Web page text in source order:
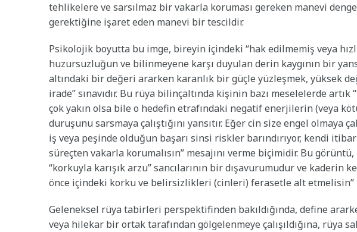
tehlikelere ve sarsılmaz bir vakarla koruması gereken manevi
gerektiğine işaret eden manevi bir tescildir.
Psikolojik boyutta bu imge, bireyin içindeki “hak edilmemiş veya
huzursuzluğun ve bilinmeyene karşı duyulan derin kaygının bir
altındaki bir değeri ararken karanlık bir güçle yüzleşmek, yüksek
irade” sınavıdır. Bu rüya bilinçaltında kişinin bazı meselelerde
çok yakın olsa bile o hedefin etrafındaki negatif enerjilerin (veya
duruşunu sarsmaya çalıştığını yansıtır. Eğer cin size engel olmaya
iş veya peşinde olduğun başarı sinsi riskler barındırıyor, kendi
süreçten vakarla korumalısın” mesajını verme biçimidir. Bu
“korkuyla karışık arzu” sancılarının bir dışavurumudur ve kaderin
önce içindeki korku ve belirsizlikleri (cinleri) ferasetle alt etmelisin”
Geleneksel rüya tabirleri perspektifinden bakıldığında, define
veya hilekar bir ortak tarafından gölgelenmeye çalışıldığına, rüya